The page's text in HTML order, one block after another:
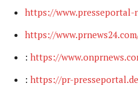
https://www.presseportal-
https://
: https://
: https://pr-